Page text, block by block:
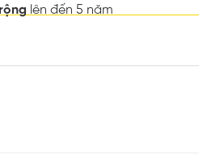
lên đến 5 năm